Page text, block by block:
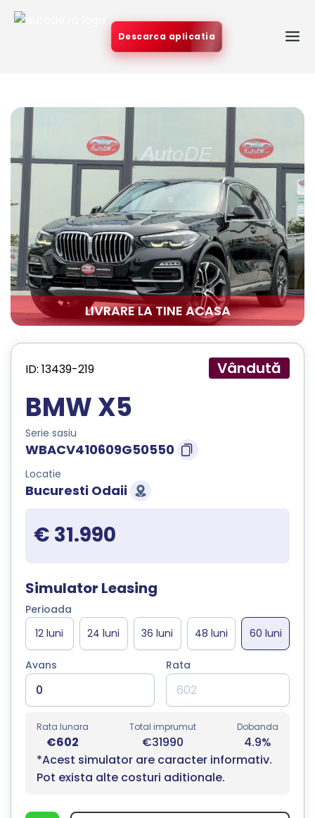
Descarca aplicatia
LIVRARE LA TINE ACASA
ID: 13439-219 Vândută
BMW X5
Serie sasiu
WBACV410609G50550
Locatie
Bucuresti Odaii
€ 31.990
Simulator Leasing
Perioada
Avans Rata
Rata lunara
€602
Total imprumut
€31990
Dobanda
4.9%
*Acest simulator are caracter informativ.
Pot exista alte costuri aditionale.